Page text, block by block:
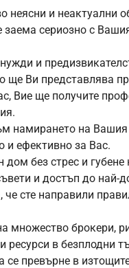
неясни и неактуални
сериозно с
и
ще Ви представлява
Вие ще получите
намирането на
и ефективно за Вас.
дом без стрес и
и достъп до най-
сте направили
множество брокери,
ресурси в безплодни
се превърне в